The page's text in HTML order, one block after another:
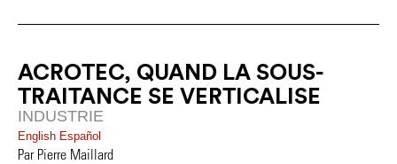
ACROTEC, QUAND LA SOUS-
TRAITANCE SE VERTICALISE
INDUSTRIE
English Español
Par Pierre Maillard